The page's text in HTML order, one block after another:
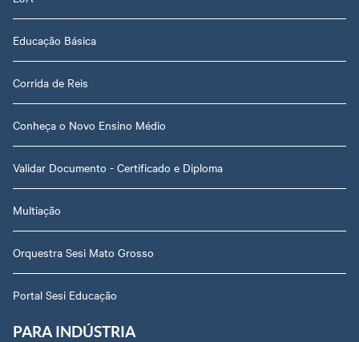
Educação Básica
Corrida de Reis
Conheça o Novo Ensino Médio
Validar Documento - Certificado e Diploma
Multiação
Orquestra Sesi Mato Grosso
Portal Sesi Educação
PARA INDÚSTRIA